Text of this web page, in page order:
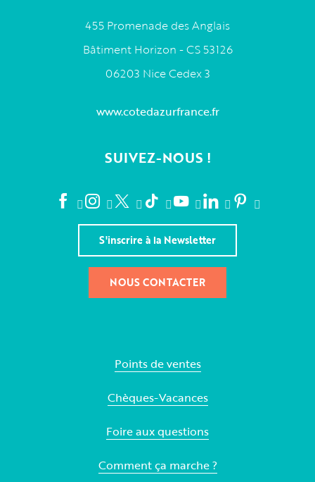
455 Promenade des Anglais
Bâtiment Horizon - CS 53126
06203 Nice Cedex 3
www.cotedazurfrance.fr
SUIVEZ-NOUS !
S'inscrire à la Newsletter
NOUS CONTACTER
Points de ventes
Chèques-Vacances
Foire aux questions
Comment ça marche ?